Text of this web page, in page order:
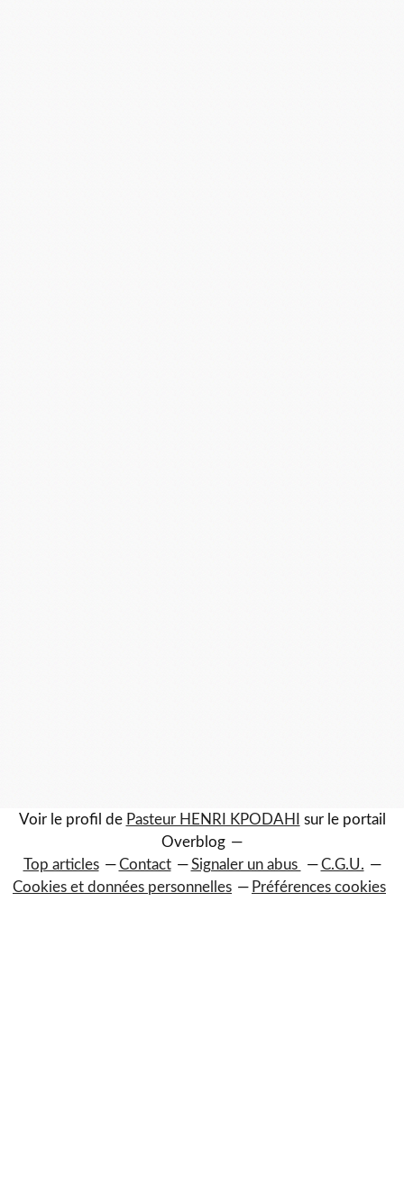
Voir le profil de Pasteur HENRI KPODAHI
sur le portail
Overblog
Top articles
Contact Signaler un abus
C.G.U.
Cookies et données personnelles
Préférences cookies